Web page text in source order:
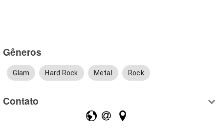
Gêneros
Glam Hard Rock Metal Rock
Contato